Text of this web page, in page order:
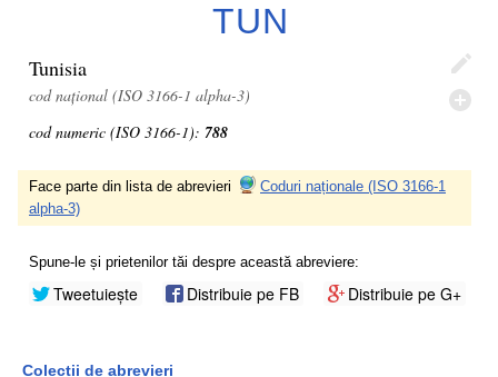
TUN
Tunisia
cod național (ISO 3166-1 alpha-3)
cod numeric (ISO 3166-1): 788
Face parte din lista de abrevieri
Coduri naționale (ISO 3166-1
alpha-3)
Spune-le și prietenilor tăi despre această abreviere:
Tweetuiește Distribuie pe FB Distribuie pe G+
Colecții de abrevieri